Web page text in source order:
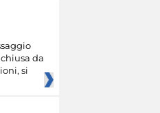
da
si